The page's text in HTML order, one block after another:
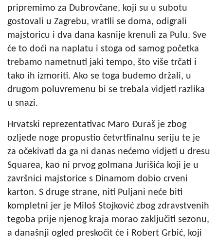
pripremimo za Dubrovčane, koji su u subotu
gostovali u Zagrebu, vratili se doma, odigrali
majstoricu i dva dana kasnije krenuli za Pulu. Sve
će to doći na naplatu i stoga od samog početka
trebamo nametnuti jaki tempo, što više trčati i
tako ih izmoriti. Ako se toga budemo držali, u
drugom poluvremenu bi se trebala vidjeti razlika
u snazi.
Hrvatski reprezentativac Maro Đuraš je zbog
ozljede noge propustio četvrtfinalnu seriju te je
za očekivati da ga ni danas nećemo vidjeti u dresu
Squarea, kao ni prvog golmana Jurišića koji je u
završnici majstorice s Dinamom dobio crveni
karton. S druge strane, niti Puljani neće biti
kompletni jer je Miloš Stojković zbog zdravstvenih
tegoba prije njenog kraja morao zaključiti sezonu,
a današnji ogled preskočit će i Robert Grbić, koji